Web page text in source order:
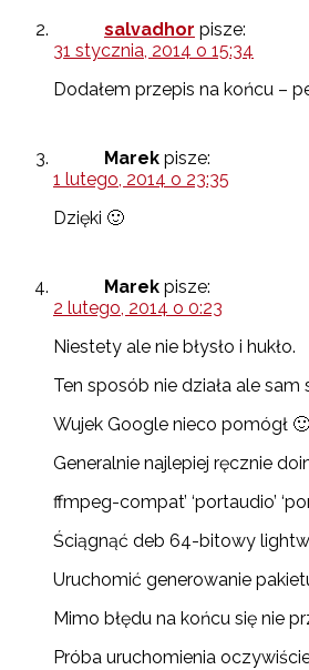
salvadhor pisze:
31 stycznia, 2014 o 15:34
Dodałem przepis na końcu –
Marek pisze:
1 lutego, 2014 o 23:35
Dzięki 🙂
Marek pisze:
2 lutego, 2014 o 0:23
Niestety ale nie błysło i hukło.
Ten sposób nie działa ale sam
Wujek Google nieco pomógł 🙂
Generalnie najlepiej ręcznie
ffmpeg-compat’ ‘portaudio’
Ściągnąć deb 64-bitowy
Uruchomić generowanie
Mimo błędu na końcu się nie
Próba uruchomienia